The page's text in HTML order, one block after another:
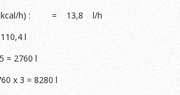
kcal/h) : = 13,8 l/h
l
= 2760 l
x 3 = 8280 l